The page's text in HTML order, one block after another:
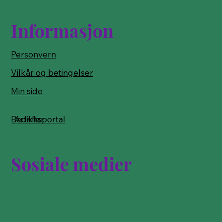
Informasjon
Personvern
Vilkår og betingelser
Min side
Bedriftsportal
Artikler
Sosiale medier